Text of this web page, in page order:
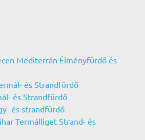
Mediterrán Élményfürdő és
és Strandfürdő
és Strandfürdő
és strandfürdő
Termálliget Strand- és